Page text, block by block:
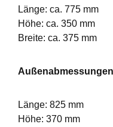
Länge: ca. 775 mm
Höhe: ca. 350 mm
Breite: ca. 375 mm
Außenabmessungen
Länge: 825 mm
Höhe: 370 mm